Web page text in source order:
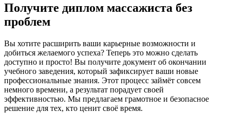
Получите диплом массажиста без
проблем
Вы хотите расширить ваши карьерные возможности и
добиться желаемого успеха? Теперь это можно сделать
доступно и просто! Вы получите документ об окончании
учебного заведения, который зафиксирует ваши новые
профессиональные знания. Этот процесс займёт совсем
немного времени, а результат порадует своей
эффективностью. Мы предлагаем грамотное и безопасное
решение для тех, кто ценит своё время.